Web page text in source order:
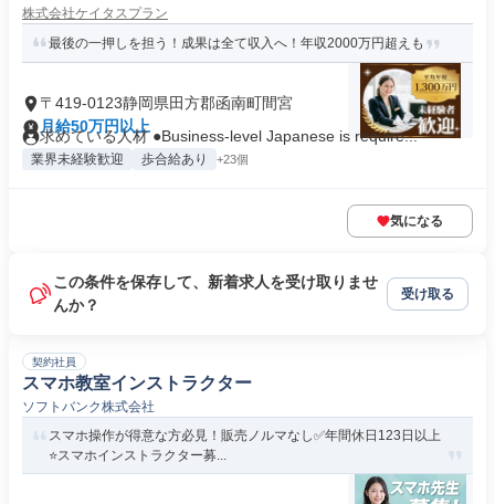
株式会社ケイタスプラン
最後の一押しを担う！成果は全て収入へ！年収2000万円超えも
〒419-0123静岡県田方郡函南町間宮
月給50万円以上
求めている人材 ●Business-level Japanese is require...
業界未経験歓迎 歩合給あり +23個
気になる
この条件を保存して、新着求人を受け取りませ
んか？
受け取る
契約社員
スマホ教室インストラクター
ソフトバンク株式会社
スマホ操作が得意な方必見！販売ノルマなし✅️年間休日123日以上
⭐スマホインストラクター募...